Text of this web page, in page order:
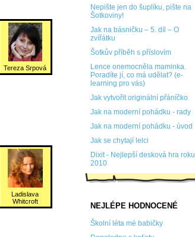
Nepište jen do šuplíku, pište na
Šotkoviny!
Jak na básničku – 5. díl – O
zvířátku
Šotkův příběh s příslovím
Lence onemocněla maminka.
Poradíte jí, co má udělat? (e-
learning pro vás)
Jak vytvořit originální přáníčko
Jak na moderní pohádku - rady
Jak na moderní pohádku - úvod
Jak se chytají lelci
Dixit - Nejlepší desková hra roku
2010
NEJLÉPE HODNOCENÉ
Školní léta mé babičky
Tereza Srpová
Ladislava
Whitcroft